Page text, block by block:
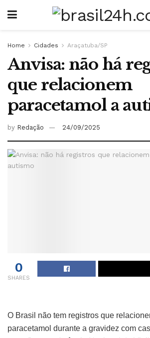
Home Cidades Araçatuba/SP
Anvisa: não há
que relacionem
paracetamol a
by Redação 24/09/2025
0
SHARES
O Brasil não tem registros que
paracetamol durante a gravidez com